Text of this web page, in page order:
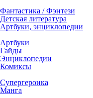
Фантастика / Фэнтези
Детская литература
Артбуки, энциклопедии
Артбуки
Гайды
Энциклопедии
Комиксы
Супергероика
Манга